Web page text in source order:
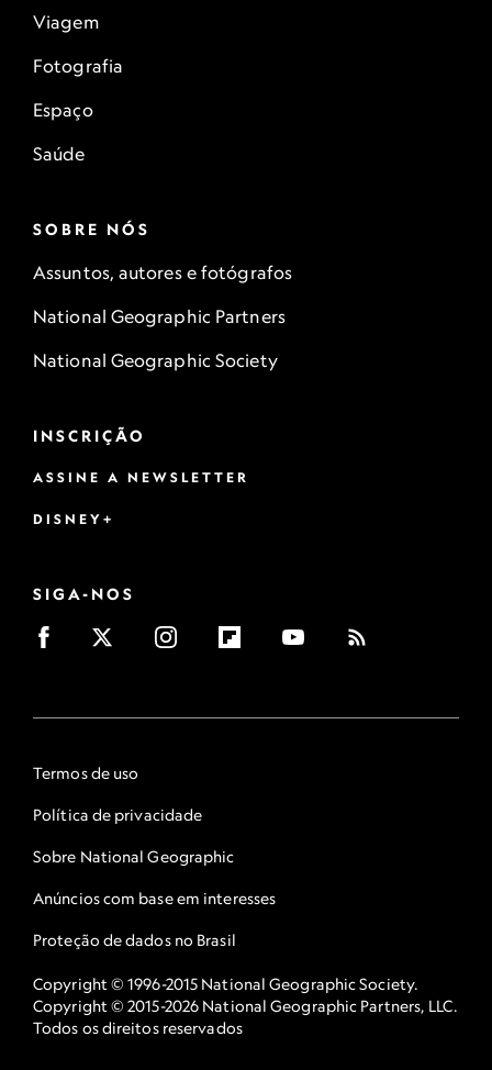
Viagem
Fotografia
Espaço
Saúde
SOBRE NÓS
Assuntos, autores e fotógrafos
National Geographic Partners
National Geographic Society
INSCRIÇÃO
ASSINE A NEWSLETTER
DISNEY+
SIGA-NOS
Termos de uso
Política de privacidade
Sobre National Geographic
Anúncios com base em interesses
Proteção de dados no Brasil
Copyright © 1996-2015 National Geographic Society.
Copyright © 2015-2026 National Geographic Partners, LLC.
Todos os direitos reservados